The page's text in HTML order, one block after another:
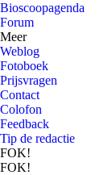
Bioscoopagenda
Forum
Meer
Weblog
Fotoboek
Prijsvragen
Contact
Colofon
Feedback
Tip de redactie
FOK!
FOK!